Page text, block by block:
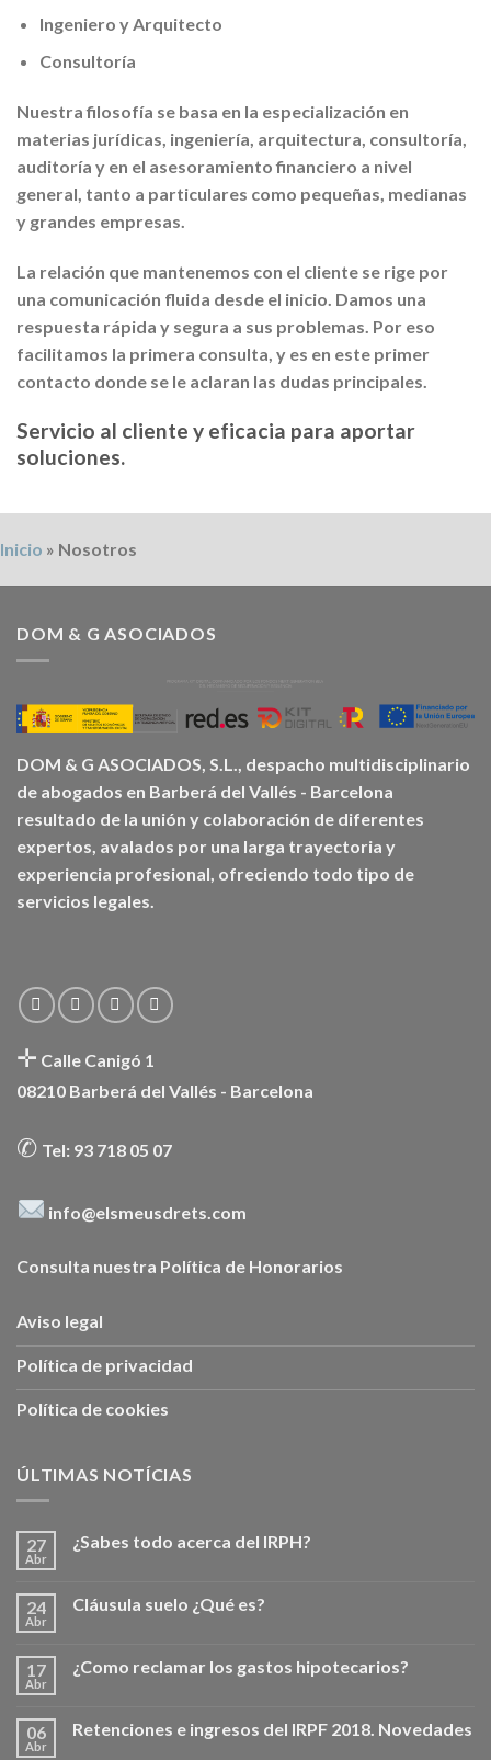
Ingeniero y Arquitecto
Consultoría
Nuestra filosofía se basa en la especialización en
materias jurídicas, ingeniería, arquitectura, consultoría,
auditoría y en el asesoramiento financiero a nivel
general, tanto a particulares como pequeñas, medianas
y grandes empresas.
La relación que mantenemos con el cliente se rige por
una comunicación fluida desde el inicio. Damos una
respuesta rápida y segura a sus problemas. Por eso
facilitamos la primera consulta, y es en este primer
contacto donde se le aclaran las dudas principales.
Servicio al cliente y eficacia para aportar
soluciones.
Inicio » Nosotros
DOM & G ASOCIADOS
DOM & G ASOCIADOS, S.L., despacho multidisciplinario
de abogados en Barberá del Vallés - Barcelona
resultado de la unión y colaboración de diferentes
expertos, avalados por una larga trayectoria y
experiencia profesional, ofreciendo todo tipo de
servicios legales.
✛ Calle Canigó 1
08210 Barberá del Vallés - Barcelona
✆ Tel: 93 718 05 07
info@elsmeusdrets.com
Consulta nuestra Política de Honorarios
Aviso legal
Política de privacidad
Política de cookies
ÚLTIMAS NOTÍCIAS
27
Abr
¿Sabes todo acerca del IRPH?
24
Abr
Cláusula suelo ¿Qué es?
17
Abr
¿Como reclamar los gastos hipotecarios?
06
Abr
Retenciones e ingresos del IRPF 2018. Novedades